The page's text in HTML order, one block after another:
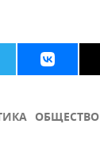
ОБЩЕСТВО